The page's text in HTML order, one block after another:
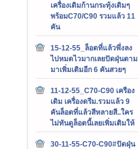
เครื่องเดิมก้านกระทุ้งเดิมๆ
พร้อมC70/C90 รวมแล้ว 11
คัน
15-12-55_ล็อตที่แล้วพึ่งลง
ไปหมดไวมากเลยปัดฝุ่นตาม
มาเพิ่มเติมอีก 6 คันสวยๆ
11-12-55_C70-C90 เครือง
เดิม เครื่องดรีม.รวมแล้ว 9
คันล็อตที่แล้วสีหลายสี..ใคร
ไม่ทันดูล็อตนี้เลยเพิ่มเติมให้
30-11-55-C70-C90#ปัดฝุ่น